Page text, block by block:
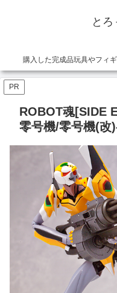
とろ
購入した完成品玩具やフィ
PR
ROBOT魂[SIDE
零号機/零号機(改